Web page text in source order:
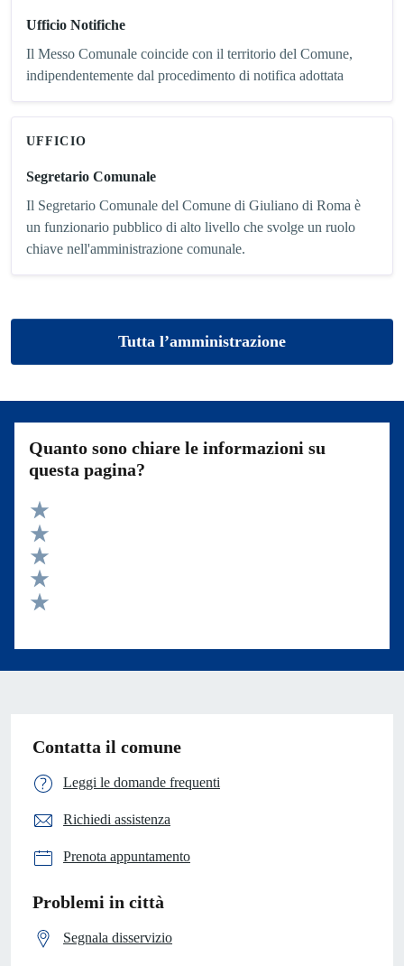
Ufficio Notifiche
Il Messo Comunale coincide con il territorio del Comune,
indipendentemente dal procedimento di notifica adottata
UFFICIO
Segretario Comunale
Il Segretario Comunale del Comune di Giuliano di Roma è
un funzionario pubblico di alto livello che svolge un ruolo
chiave nell'amministrazione comunale.
Tutta l’amministrazione
Quanto sono chiare le informazioni su
questa pagina?
Valuta 5 stelle su 5
Valuta 4 stelle su 5
Valuta 3 stelle su 5
Valuta 2 stelle su 5
Contatta il comune
Leggi le domande frequenti
Richiedi assistenza
Prenota appuntamento
Problemi in città
Segnala disservizio